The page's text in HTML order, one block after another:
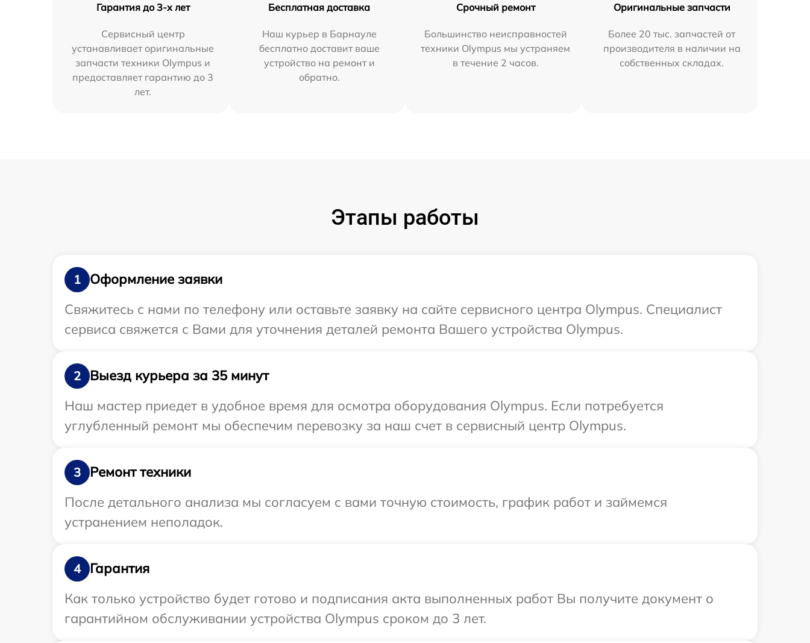
Гарантия до 3-х лет
Сервисный центр
устанавливает оригинальные
запчасти техники Olympus и
предоставляет гарантию до 3
лет.
Бесплатная доставка
Наш курьер в Барнауле
бесплатно доставит ваше
устройство на ремонт и
обратно.
Срочный ремонт
Большинство неисправностей
техники Olympus мы устраняем
в течение 2 часов.
Оригинальные запчасти
Более 20 тыс. запчастей от
производителя в наличии на
собственных складах.
Этапы работы
1
Оформление заявки
Свяжитесь с нами по телефону или оставьте заявку на сайте сервисного центра Olympus. Специалист
сервиса свяжется с Вами для уточнения деталей ремонта Вашего устройства Olympus.
2
Выезд курьера за 35 минут
Наш мастер приедет в удобное время для осмотра оборудования Olympus. Если потребуется
углубленный ремонт мы обеспечим перевозку за наш счет в сервисный центр Olympus.
3
Ремонт техники
После детального анализа мы согласуем с вами точную стоимость, график работ и займемся
устранением неполадок.
4
Гарантия
Как только устройство будет готово и подписания акта выполненных работ Вы получите документ о
гарантийном обслуживании устройства Olympus сроком до 3 лет.